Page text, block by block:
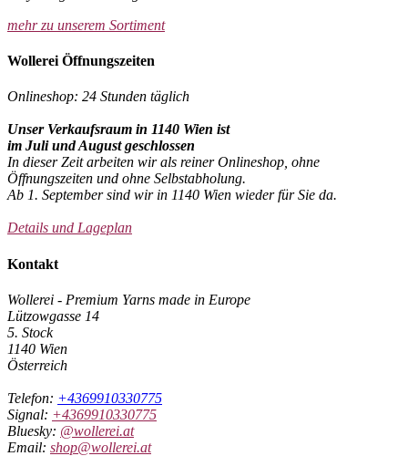
mehr zu unserem Sortiment
Wollerei Öffnungszeiten
Onlineshop: 24 Stunden täglich
Unser Verkaufsraum in 1140 Wien ist
im Juli und August geschlossen
In dieser Zeit arbeiten wir als reiner Onlineshop, ohne
Öffnungszeiten und ohne Selbstabholung.
Ab 1. September sind wir in 1140 Wien wieder für Sie da.
Details und Lageplan
Kontakt
Wollerei - Premium Yarns made in Europe
Lützowgasse 14
5. Stock
1140 Wien
Österreich
Telefon: +4369910330775
Signal: +4369910330775
Bluesky: @wollerei.at
Email: shop@wollerei.at